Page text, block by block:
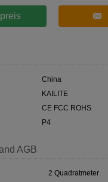
China
KAILITE
CE FCC ROHS
P4
AGB
2 Quadratmeter